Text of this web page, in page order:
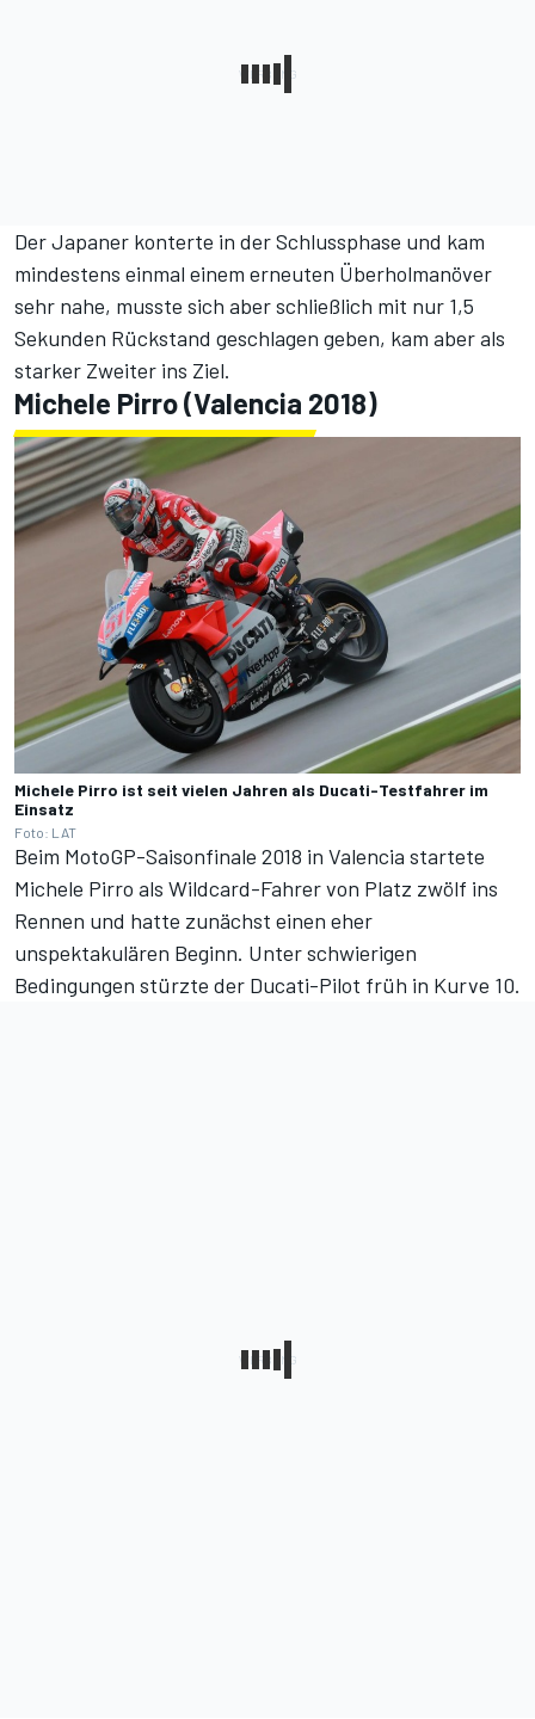
Der Japaner konterte in der Schlussphase und kam
mindestens einmal einem erneuten Überholmanöver
sehr nahe, musste sich aber schließlich mit nur 1,5
Sekunden Rückstand geschlagen geben, kam aber als
starker Zweiter ins Ziel.
Michele Pirro (Valencia 2018)
Michele Pirro ist seit vielen Jahren als Ducati-Testfahrer im
Einsatz
Foto: LAT
Beim MotoGP-Saisonfinale 2018 in Valencia startete
Michele Pirro als Wildcard-Fahrer von Platz zwölf ins
Rennen und hatte zunächst einen eher
unspektakulären Beginn. Unter schwierigen
Bedingungen stürzte der Ducati-Pilot früh in Kurve 10.